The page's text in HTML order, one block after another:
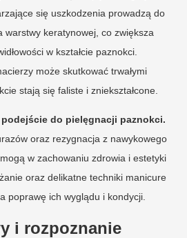
się uszkodzenia prowadzą do
warstwy keratynowej, co zwiększa
w kształcie paznokci.
może skutkować trwałymi
stają się faliste i zniekształcone.
do pielęgnacji paznokci.
oraz rezygnacja z nawykowego
w zachowaniu zdrowia i estetyki
oraz delikatne techniki manicure
poprawę ich wyglądu i kondycji.
i rozpoznanie